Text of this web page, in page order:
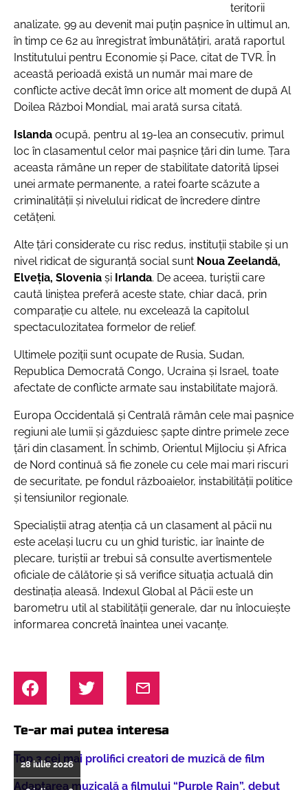
teritorii
analizate, 99 au devenit mai puțin pașnice în ultimul an,
în timp ce 62 au înregistrat îmbunătățiri, arată raportul
Institutului pentru Economie şi Pace, citat de TVR. În
această perioadă există un număr mai mare de
conflicte active decât îmn orice alt moment de după Al
Doilea Război Mondial, mai arată sursa citată.
Islanda ocupă, pentru al 19-lea an consecutiv, primul
loc în clasamentul celor mai pașnice țări din lume. Ţara
aceasta rămâne un reper de stabilitate datorită lipsei
unei armate permanente, a ratei foarte scăzute a
criminalității și nivelului ridicat de încredere dintre
cetățeni.
Alte ţări considerate cu risc redus, instituții stabile și un
nivel ridicat de siguranță social sunt Noua Zeelandă,
Elveția, Slovenia și Irlanda. De aceea, turiştii care
caută liniştea preferă aceste state, chiar dacă, prin
comparaţie cu altele, nu excelează la capitolul
spectaculozitatea formelor de relief.
Ultimele poziții sunt ocupate de Rusia, Sudan,
Republica Democrată Congo, Ucraina și Israel, toate
afectate de conflicte armate sau instabilitate majoră.
Europa Occidentală și Centrală rămân cele mai pașnice
regiuni ale lumii și găzduiesc șapte dintre primele zece
țări din clasament. În schimb, Orientul Mijlociu și Africa
de Nord continuă să fie zonele cu cele mai mari riscuri
de securitate, pe fondul războaielor, instabilității politice
și tensiunilor regionale.
Specialiștii atrag atenția că un clasament al păcii nu
este același lucru cu un ghid turistic, iar înainte de
plecare, turiștii ar trebui să consulte avertismentele
oficiale de călătorie și să verifice situația actuală din
destinația aleasă. Indexul Global al Păcii este un
barometru util al stabilității generale, dar nu înlocuiește
informarea concretă înaintea unei vacanțe.
Te-ar mai putea interesa
Top 3 cei mai prolifici creatori de muzică de film
28 iulie 2026
Adaptarea muzicală a filmului “Purple Rain”, debut